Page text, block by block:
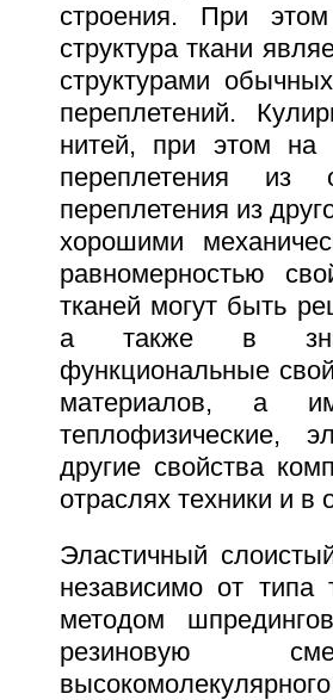
строения. При
структура ткани
структурами
переплетений.
нитей, при этом на
переплетения из
переплетения из
хорошими
равномерностью
тканей могут быть
а также в
функциональные
материалов, а
теплофизические,
другие свойства
отраслях техники и
Эластичный
независимо от типа
методом
резиновую